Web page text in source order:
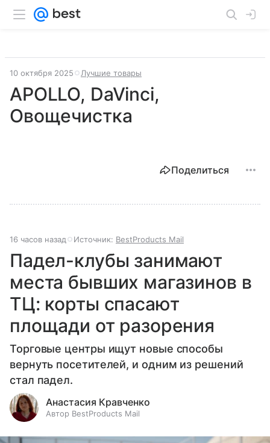
10 октября 2025 Лучшие товары
APOLLO, DaVinci,
Овощечистка
Поделиться
16 часов назад Источник: BestProducts Mail
Падел-клубы занимают
места бывших магазинов в
ТЦ: корты спасают
площади от разорения
Торговые центры ищут новые способы
вернуть посетителей, и одним из решений
стал падел.
Анастасия Кравченко
Автор BestProducts Mail